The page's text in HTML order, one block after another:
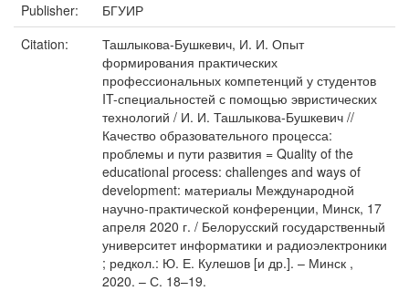
Publisher:
БГУИР
Citation:
Ташлыкова-Бушкевич, И. И. Опыт
формирования практических
профессиональных компетенций у студентов
IT-специальностей с помощью эвристических
технологий / И. И. Ташлыкова-Бушкевич //
Качество образовательного процесса:
проблемы и пути развития = Quality of the
educational process: challenges and ways of
development: материалы Международной
научно-практической конференции, Минск, 17
апреля 2020 г. / Белорусский государственный
университет информатики и радиоэлектроники
; редкол.: Ю. Е. Кулешов [и др.]. – Минск ,
2020. – С. 18–19.